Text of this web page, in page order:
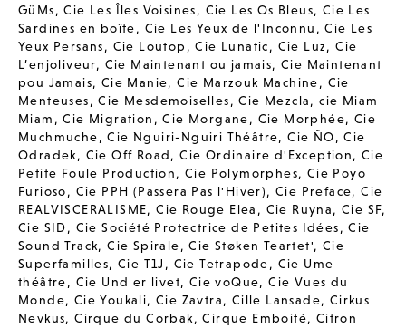
GüMs,Cie Les Îles Voisines, Cie Les Os Bleus, Cie Les
Sardines en boîte, Cie Les Yeux de l'Inconnu ,Cie Les
Yeux Persans, Cie Loutop ,Cie Lunatic, Cie Luz,Cie
L’enjoliveur, Cie Maintenant ou jamais,Cie Maintenant
pou Jamais, Cie Manie,Cie Marzouk Machine, Cie
Menteuses,Cie Mesdemoiselles,Cie Mezcla,cie Miam
Miam ,Cie Migration ,Cie Morgane, Cie Morphée, Cie
Muchmuche,Cie Nguiri-Nguiri Théâtre,Cie ÑO,Cie
Odradek, Cie Off Road,Cie Ordinaire d'Exception,Cie
Petite Foule Production,Cie Polymorphes, Cie Poyo
Furioso, Cie PPH (Passera Pas l'Hiver),Cie Preface,Cie
REALVISCERALISME,Cie Rouge Elea , Cie Ruyna,Cie SF,
Cie SID, Cie Société Protectrice de Petites Idées,Cie
Sound Track,Cie Spirale,Cie Støken Teartet', Cie
Superfamilles,Cie T1J , Cie Tetrapode, Cie Ume
théâtre, Cie Und er livet, Cie voQue,Cie Vues du
Monde, Cie Youkali,Cie Zavtra, Cille Lansade, Cirkus
Nevkus,Cirque du Corbak,Cirque Emboité, Citron